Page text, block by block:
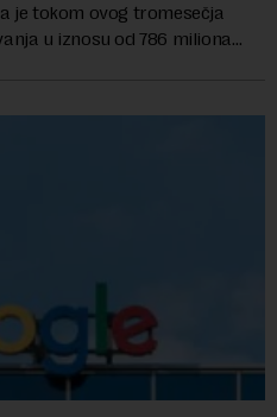
je tokom ovog tromesečja
u iznosu od 786 miliona